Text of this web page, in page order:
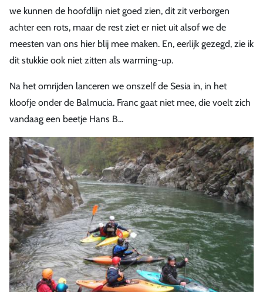
we kunnen de hoofdlijn niet goed zien, dit zit verborgen
achter een rots, maar de rest ziet er niet uit alsof we de
meesten van ons hier blij mee maken. En, eerlijk gezegd, zie ik
dit stukkie ook niet zitten als warming-up.
Na het omrijden lanceren we onszelf de Sesia in, in het
kloofje onder de Balmucia. Franc gaat niet mee, die voelt zich
vandaag een beetje Hans B...